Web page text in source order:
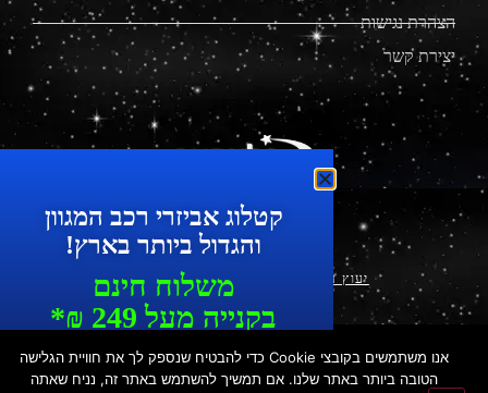
הצהרת נגישות
יצירת קשר
מוצרים מתקדמים לרכב
יעוץ עסקי ושיווק דיגיטלי|עיצוב ופיתוח
© כ
​ל הזכויות שמורות לפלאקאר | הכישור 49, חולון | טל': 073-
7287550 | נייד: 052-3376032
אנו משתמשים בקובצי Cookie כדי להבטיח שנספק לך את חוויית הגלישה
הטובה ביותר באתר שלנו. אם תמשיך להשתמש באתר זה, נניח שאתה
קטלוג אביזרי רכב המגוון
והגדול ביותר בארץ!
משלוח חינם
בקנייה מעל 249 ₪*
כל המוצרים ניתנים לאיסוף עצמי